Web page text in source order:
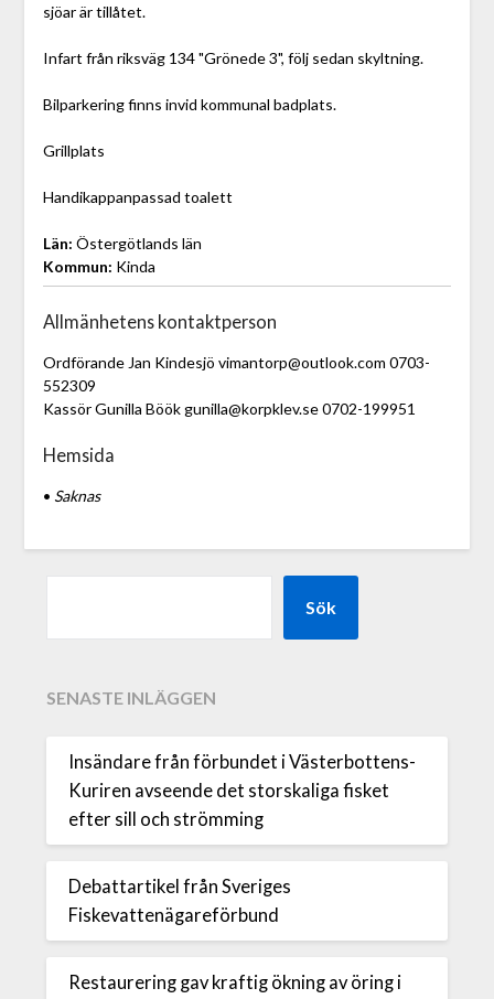
sjöar är tillåtet.
Infart från riksväg 134 "Grönede 3", följ sedan skyltning.
Bilparkering finns invid kommunal badplats.
Grillplats
Handikappanpassad toalett
Län: Östergötlands län
Kommun: Kinda
Allmänhetens kontaktperson
Ordförande Jan Kindesjö vimantorp@outlook.com 0703-
552309
Kassör Gunilla Böök gunilla@korpklev.se 0702-199951
Hemsida
• Saknas
Sök
SENASTE INLÄGGEN
Insändare från förbundet i Västerbottens-
Kuriren avseende det storskaliga fisket
efter sill och strömming
Debattartikel från Sveriges
Fiskevattenägareförbund
Restaurering gav kraftig ökning av öring i